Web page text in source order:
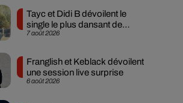
7 août 2026
Tayc et Didi B dévoilent le
single le plus dansant de
l’année
6 août 2026
Franglish et Keblack dévoilent
une session live surprise